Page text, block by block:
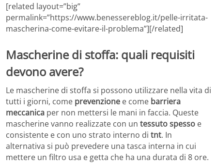
[related layout=”big”
permalink=”https://www.benessereblog.it/pelle-irritata-
mascherina-come-evitare-il-problema”][/related]
Mascherine di stoffa: quali requisiti
devono avere?
Le mascherine di stoffa si possono utilizzare nella vita di
tutti i giorni, come prevenzione e come barriera
meccanica per non mettersi le mani in faccia. Queste
mascherine vanno realizzate con un tessuto spesso e
consistente e con uno strato interno di tnt. In
alternativa si può prevedere una tasca interna in cui
mettere un filtro usa e getta che ha una durata di 8 ore.